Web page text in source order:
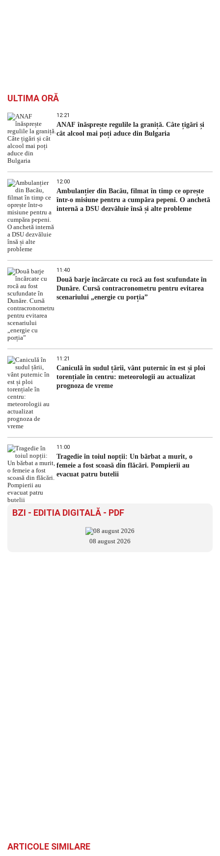
ULTIMA ORĂ
12:21
ANAF înăsprește regulile la graniță. Câte țigări și
cât alcool mai poți aduce din Bulgaria
12:00
Ambulanțier din Bacău, filmat în timp ce oprește
într-o misiune pentru a cumpăra pepeni. O anchetă
internă a DSU dezvăluie însă și alte probleme
11:40
Două barje încărcate cu rocă au fost scufundate în
Dunăre. Cursă contracronometru pentru evitarea
scenariului „energie cu porția”
11:21
Caniculă în sudul țării, vânt puternic în est și ploi
torențiale în centru: meteorologii au actualizat
prognoza de vreme
11:00
Tragedie în toiul nopții: Un bărbat a murit, o
femeie a fost scoasă din flăcări. Pompierii au
evacuat patru butelii
BZI - EDITIA DIGITALĂ - PDF
08 august 2026
ARTICOLE SIMILARE